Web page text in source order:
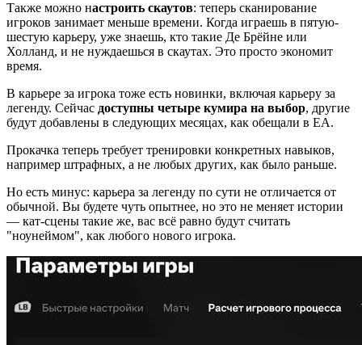
Также можно настроить скаутов: теперь сканирование
игроков занимает меньше времени. Когда играешь в пятую-
шестую карьеру, уже знаешь, кто такие Де Брёйне или
Холланд, и не нуждаешься в скаутах. Это просто экономит
время.
В карьере за игрока тоже есть новинки, включая карьеру за
легенду. Сейчас доступны четыре кумира на выбор, другие
будут добавлены в следующих месяцах, как обещали в EA.
Прокачка теперь требует тренировки конкретных навыков,
например штрафных, а не любых других, как было раньше.
Но есть минус: карьера за легенду по сути не отличается от
обычной. Вы будете чуть опытнее, но это не меняет истории
— кат-сцены такие же, вас всё равно будут считать
"ноунеймом", как любого нового игрока.